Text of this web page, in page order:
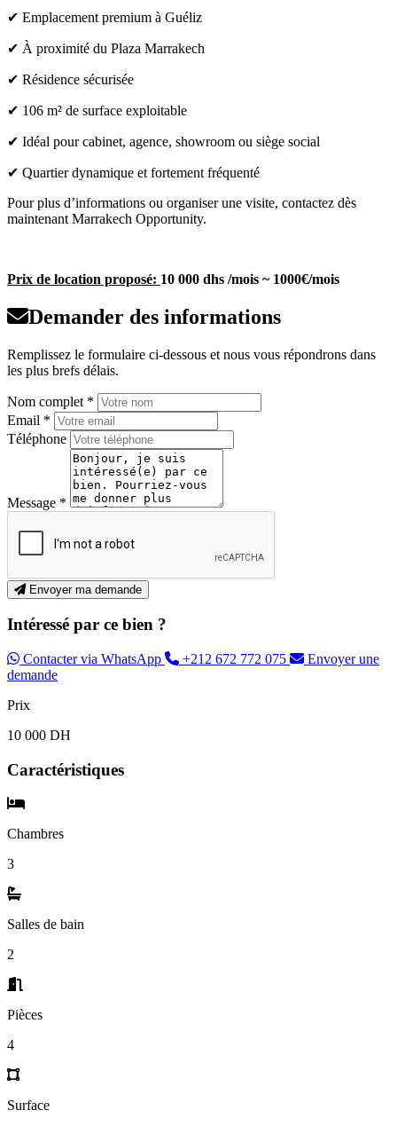
✔ Emplacement premium à Guéliz
✔ À proximité du Plaza Marrakech
✔ Résidence sécurisée
✔ 106 m² de surface exploitable
✔ Idéal pour cabinet, agence, showroom ou siège social
✔ Quartier dynamique et fortement fréquenté
Pour plus d’informations ou organiser une visite, contactez dès
maintenant Marrakech Opportunity.
Prix de location proposé: 10 000 dhs /mois ~ 1000€/mois
Demander des informations
Remplissez le formulaire ci-dessous et nous vous répondrons dans
les plus brefs délais.
Nom complet *
Email *
Téléphone
Message *
Envoyer ma demande
Intéressé par ce bien ?
Contacter via WhatsApp +212 672 772 075
Envoyer une
demande
Prix
10 000 DH
Caractéristiques
Chambres
3
Salles de bain
2
Pièces
4
Surface